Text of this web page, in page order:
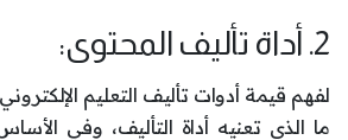
2. أداة تأليف المحتوى:
لفهم قيمة أدوات تأليف التعليم
ما الذي تعنيه أداة التأليف، وفي